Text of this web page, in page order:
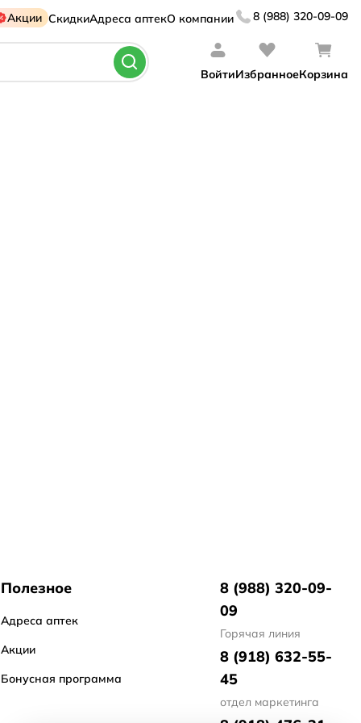
Акции СкидкиАдреса аптекО компании 8 (988) 320-09-09
ВойтиИзбранноеКорзина
Полезное
Адреса аптек
Акции
Бонусная программа
8 (988) 320-09-
09
Горячая линия
8 (918) 632-55-
45
отдел маркетинга